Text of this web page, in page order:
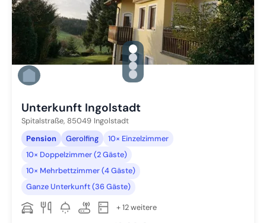
gallery.slide_selector
Zu Slide 1 wechseln
Zu Slide 2 wechseln
Zu Slide 3 wechseln
Zu Slide 4 wechseln
Unterkunft Ingolstadt
Spitalstraße, 85049 Ingolstadt
Pension
Gerolfing
10× Einzelzimmer
10× Doppelzimmer (2 Gäste)
10× Mehrbettzimmer (4 Gäste)
Ganze Unterkunft (36 Gäste)
+ 12 weitere